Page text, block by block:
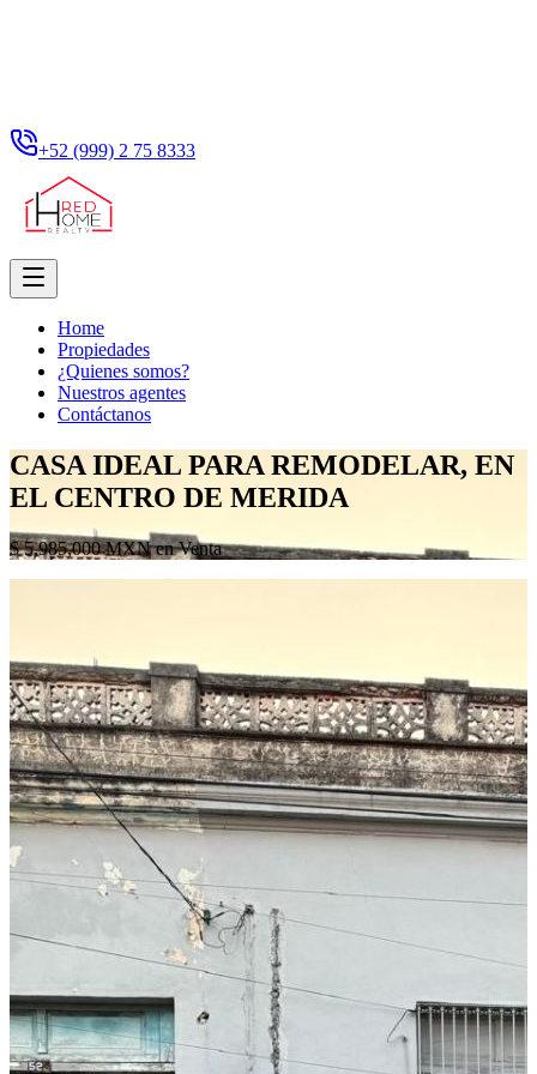
+52 (999) 2 75 8333
Home
Propiedades
¿Quienes somos?
Nuestros agentes
Contáctanos
CASA IDEAL PARA REMODELAR, EN
EL CENTRO DE MERIDA
$ 5,985,000 MXN en Venta